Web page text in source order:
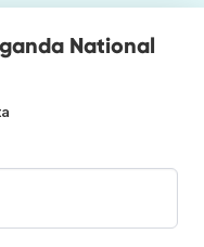
National